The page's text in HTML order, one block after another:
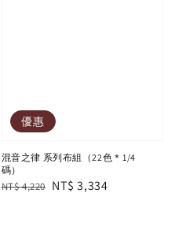
優惠
混音之律 系列布組（22色＊1/4
碼）
Regular
NT$ 4,220 Sale
NT$ 3,334